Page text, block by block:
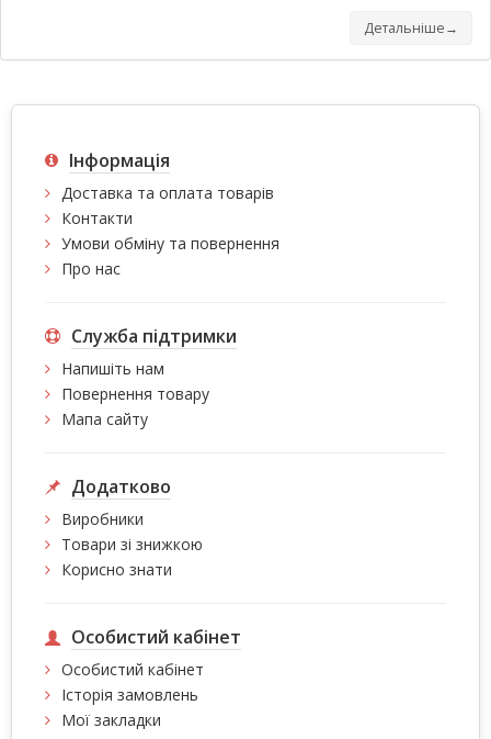
Детальніше→
Інформація
Доставка та оплата товарів
Контакти
Умови обміну та повернення
Про нас
Служба підтримки
Напишіть нам
Повернення товару
Мапа сайту
Додатково
Виробники
Товари зі знижкою
Корисно знати
Особистий кабінет
Особистий кабінет
Історія замовлень
Мої закладки